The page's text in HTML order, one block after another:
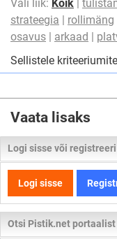
Vali liik: Kõik |
strateegia | rollimäng
osavus | arkaad |
Sellistele
Vaata lisaks
Logi sisse või
Logi sisse
Otsi Pistik.net portaalist